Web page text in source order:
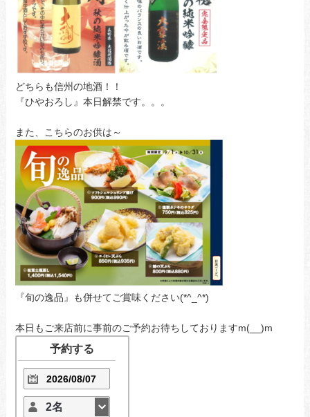
どちらも信州の地酒！！
『ひやおろし』本日解禁です。。。
また、こちらのお供は～
『旬の逸品』も併せてご賞味ください(*^_^*)
本日もご来店前に事前のご予約お待ちしておりますm(__)m
予約する
2名